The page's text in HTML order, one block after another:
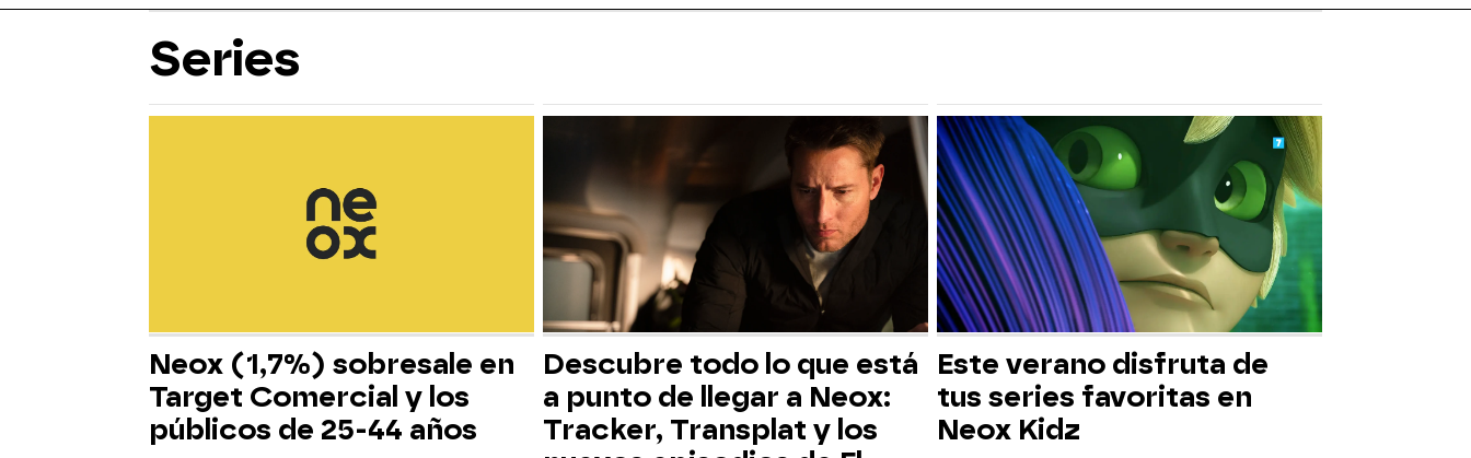
Series
Neox (1,7%) sobresale en
Target Comercial y los
públicos de 25-44 años
Descubre todo lo que está
a punto de llegar a Neox:
Tracker, Transplat y los
Este verano disfruta de
tus series favoritas en
Neox Kidz